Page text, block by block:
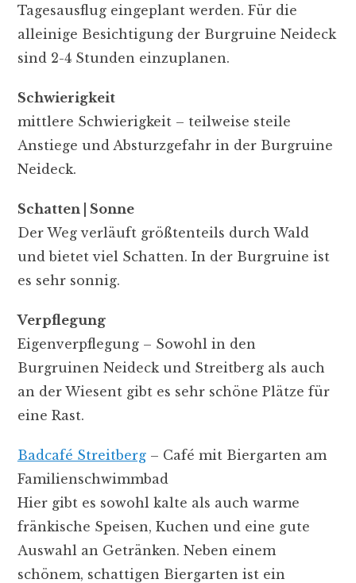
Tagesausflug eingeplant werden. Für die
alleinige Besichtigung der Burgruine Neideck
sind 2-4 Stunden einzuplanen.
Schwierigkeit
mittlere Schwierigkeit – teilweise steile
Anstiege und Absturzgefahr in der Burgruine
Neideck.
Schatten | Sonne
Der Weg verläuft größtenteils durch Wald
und bietet viel Schatten. In der Burgruine ist
es sehr sonnig.
Verpflegung
Eigenverpflegung – Sowohl in den
Burgruinen Neideck und Streitberg als auch
an der Wiesent gibt es sehr schöne Plätze für
eine Rast.
Badcafé Streitberg– Café mit Biergarten am
Familienschwimmbad
Hier gibt es sowohl kalte als auch warme
fränkische Speisen, Kuchen und eine gute
Auswahl an Getränken. Neben einem
schönem, schattigen Biergarten ist ein